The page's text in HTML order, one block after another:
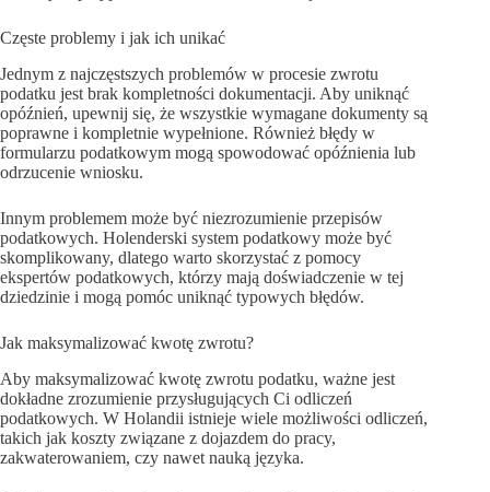
Częste problemy i jak ich unikać
Jednym z najczęstszych problemów w procesie zwrotu
podatku jest brak kompletności dokumentacji. Aby uniknąć
opóźnień, upewnij się, że wszystkie wymagane dokumenty są
poprawne i kompletnie wypełnione. Również błędy w
formularzu podatkowym mogą spowodować opóźnienia lub
odrzucenie wniosku.
Innym problemem może być niezrozumienie przepisów
podatkowych. Holenderski system podatkowy może być
skomplikowany, dlatego warto skorzystać z pomocy
ekspertów podatkowych, którzy mają doświadczenie w tej
dziedzinie i mogą pomóc uniknąć typowych błędów.
Jak maksymalizować kwotę zwrotu?
Aby maksymalizować kwotę zwrotu podatku, ważne jest
dokładne zrozumienie przysługujących Ci odliczeń
podatkowych. W Holandii istnieje wiele możliwości odliczeń,
takich jak koszty związane z dojazdem do pracy,
zakwaterowaniem, czy nawet nauką języka.